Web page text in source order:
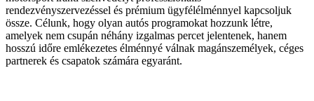
rendezvényszervezéssel és prémium ügyfélélménnyel kapcsoljuk
össze. Célunk, hogy olyan autós programokat hozzunk létre,
amelyek nem csupán néhány izgalmas percet jelentenek, hanem
hosszú időre emlékezetes élménnyé válnak magánszemélyek, céges
partnerek és csapatok számára egyaránt.